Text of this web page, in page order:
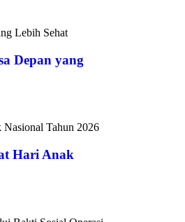
Depan yang
Hari Anak